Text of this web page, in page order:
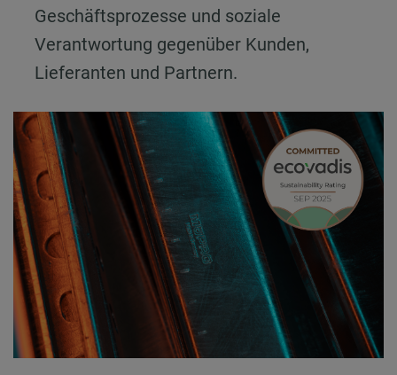
Geschäftsprozesse und soziale
Verantwortung gegenüber Kunden,
Lieferanten und Partnern.